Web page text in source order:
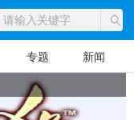
专题 新闻